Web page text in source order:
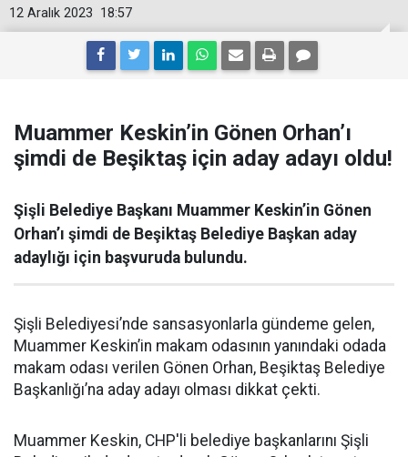
18:57
12 Aralık 2023
Muammer Keskin’in Gönen Orhan’ı
şimdi de Beşiktaş için aday adayı oldu!
Şişli Belediye Başkanı Muammer Keskin’in Gönen
Orhan’ı şimdi de Beşiktaş Belediye Başkan aday
adaylığı için başvuruda bulundu.
Şişli Belediyesi’nde sansasyonlarla gündeme gelen,
Muammer Keskin’in makam odasının yanındaki odada
makam odası verilen Gönen Orhan, Beşiktaş Belediye
Başkanlığı’na aday adayı olması dikkat çekti.
Muammer Keskin, CHP'li belediye başkanlarını Şişli